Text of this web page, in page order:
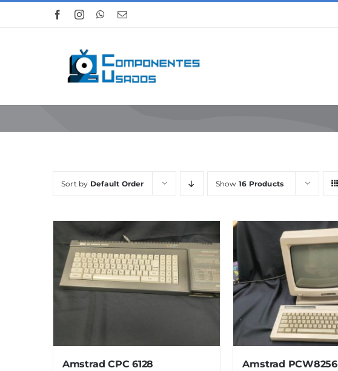
Sort by Default Order Show 16 Products
Amstrad CPC 6128 Amstrad PCW8256